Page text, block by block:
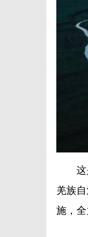
这是
羌族
施，